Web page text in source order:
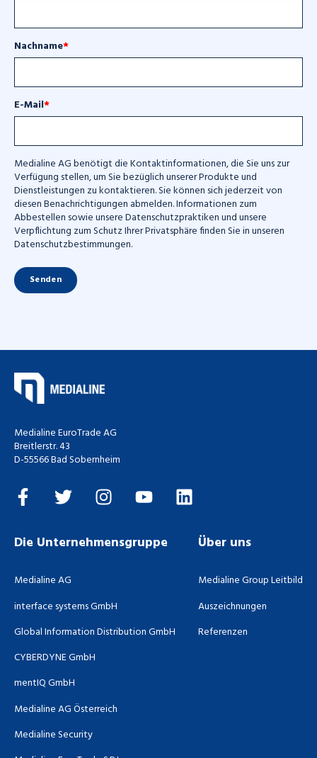
Nachname*
E-Mail*
Medialine AG benötigt die Kontaktinformationen, die Sie uns zur
Verfügung stellen, um Sie bezüglich unserer Produkte und
Dienstleistungen zu kontaktieren. Sie können sich jederzeit von
diesen Benachrichtigungen abmelden. Informationen zum
Abbestellen sowie unsere Datenschutzpraktiken und unsere
Verpflichtung zum Schutz Ihrer Privatsphäre finden Sie in unseren
Datenschutzbestimmungen.
Medialine EuroTrade AG
Breitlerstr. 43
D-55566 Bad Sobernheim
Die Unternehmensgruppe
Medialine AG
interface systems GmbH
Global Information Distribution GmbH
CYBERDYNE GmbH
mentIQ GmbH
Medialine AG Österreich
Medialine Security
Über uns
Medialine Group Leitbild
Auszeichnungen
Referenzen